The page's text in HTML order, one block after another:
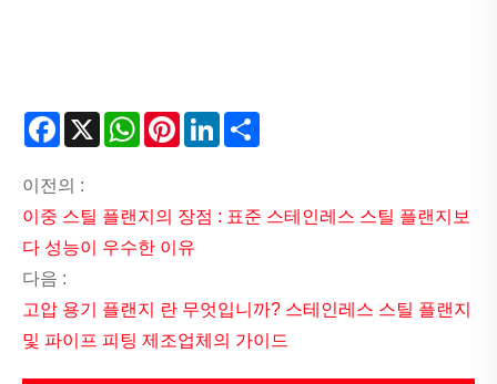
Facebook
X WhatsAppPinterestLinkedIn
이전의 :
이중 스틸 플랜지의 장점 : 표준 스테인레스 스틸 플랜지보
다 성능이 우수한 이유
다음 :
고압 용기 플랜지 란 무엇입니까? 스테인레스 스틸 플랜지
및 파이프 피팅 제조업체의 가이드